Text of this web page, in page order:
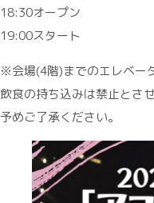
18:30オープン
19:00スタート
※会場(4階)までのエレベー
飲食の持ち込みは禁止とさ
予めご了承ください。